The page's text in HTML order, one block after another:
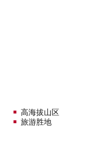
高海拔山区
旅游胜地